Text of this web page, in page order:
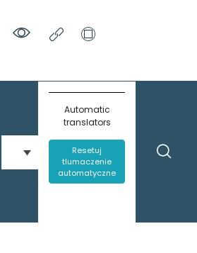
Automatic
translators
Resetuj
tlumaczenie
automatyczne